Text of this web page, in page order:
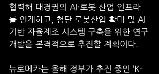
협력해 대경권의 AI·로봇 산업 인프라
를 연계하고, 첨단 로봇산업 확대 및 AI
기반 자율제조 시스템 구축을 위한 연구
개발을 본격적으로 추진할 계획이다.
뉴로메카는 올해 정부가 추진 중인 ‘K-